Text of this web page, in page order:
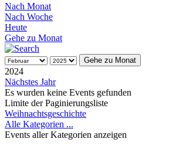
Nach Monat
Nach Woche
Heute
Gehe zu Monat
Gehe zu Monat
2024
Nächstes Jahr
Es wurden keine Events gefunden
Limite der Paginierungsliste
Weihnachtsgeschichte
Alle Kategorien ...
Events aller Kategorien anzeigen